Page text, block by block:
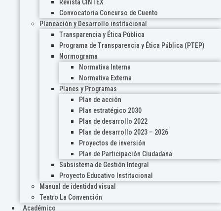
Revista CINTEX
Convocatoria Concurso de Cuento
Planeación y Desarrollo institucional
Transparencia y Ética Pública
Programa de Transparencia y Ética Pública (PTEP)
Normograma
Normativa Interna
Normativa Externa
Planes y Programas
Plan de acción
Plan estratégico 2030
Plan de desarrollo 2022
Plan de desarrollo 2023 – 2026
Proyectos de inversión
Plan de Participación Ciudadana
Subsistema de Gestión Integral
Proyecto Educativo Institucional
Manual de identidad visual
Teatro La Convención
Académico